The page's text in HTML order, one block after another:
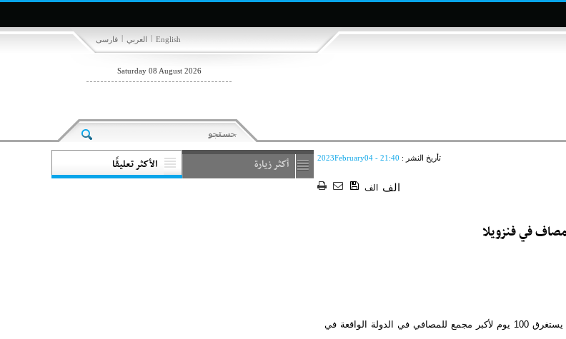
فارسی | العربي | English
Saturday 08 August 2026
تأريخ النشر : 2023February04 - 21:40
الف الف
في فنزويلا
طهران/فارس:- ستبدأ الشركة الوطنية لتكرير وتوزيع النفط في الأسابيع المقبلة تجديدا يستغرق 100 يوم لأكبر مجمع للمصافي في الدولة الواقعة في
أكثر زيارة الأكثر تعليقًا